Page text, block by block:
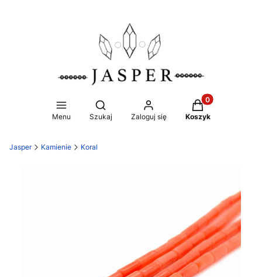
Menu
Otwórz wyszukiwarkę
Szukaj Zaloguj się
Produkty w
Koszyk
Jasper Kamienie Koral